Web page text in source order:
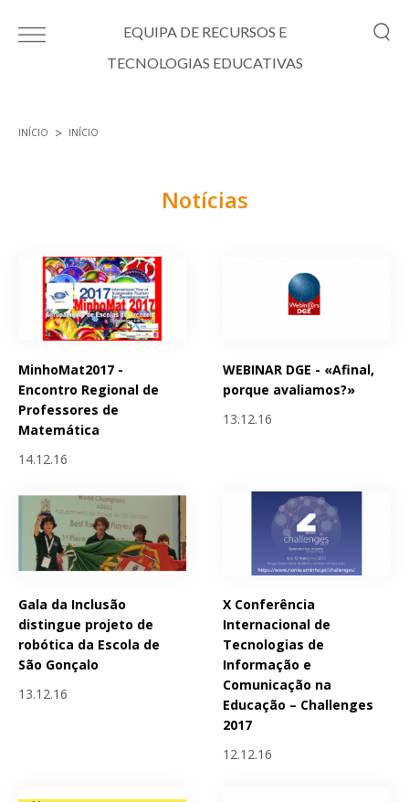
EQUIPA DE RECURSOS E
TECNOLOGIAS EDUCATIVAS
INÍCIO INÍCIO
Notícias
MinhoMat2017 -
Encontro Regional de
Professores de
Matemática
14.12.16
WEBINAR DGE - «Afinal,
porque avaliamos?»
13.12.16
Gala da Inclusão
distingue projeto de
robótica da Escola de
São Gonçalo
13.12.16
X Conferência
Internacional de
Tecnologias de
Informação e
Comunicação na
Educação – Challenges
2017
12.12.16
Páginas